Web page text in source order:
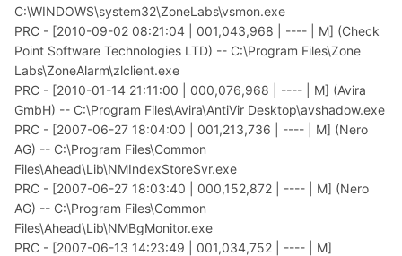
C:\WINDOWS\system32\ZoneLabs\vsmon.exe
PRC - [2010-09-02 08:21:04 | 001,043,968 | ---- | M] (Check
Point Software Technologies LTD) -- C:\Program Files\Zone
Labs\ZoneAlarm\zlclient.exe
PRC - [2010-01-14 21:11:00 | 000,076,968 | ---- | M] (Avira
GmbH) -- C:\Program Files\Avira\AntiVir Desktop\avshadow.exe
PRC - [2007-06-27 18:04:00 | 001,213,736 | ---- | M] (Nero
AG) -- C:\Program Files\Common
Files\Ahead\Lib\NMIndexStoreSvr.exe
PRC - [2007-06-27 18:03:40 | 000,152,872 | ---- | M] (Nero
AG) -- C:\Program Files\Common
Files\Ahead\Lib\NMBgMonitor.exe
PRC - [2007-06-13 14:23:49 | 001,034,752 | ---- | M]